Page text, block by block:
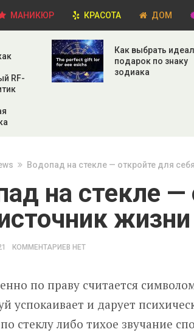
МАНИКЮР КРАСОТА ДОМ
RF-
Как выбрать
подарок по знаку
зодиака
Водопад на стекле — откройте для
на стекле —
жизни
КОММЕНТАРИЕВ НЕТ
по праву считается
успокаивает и дарует
стеклу либо тихое звучание